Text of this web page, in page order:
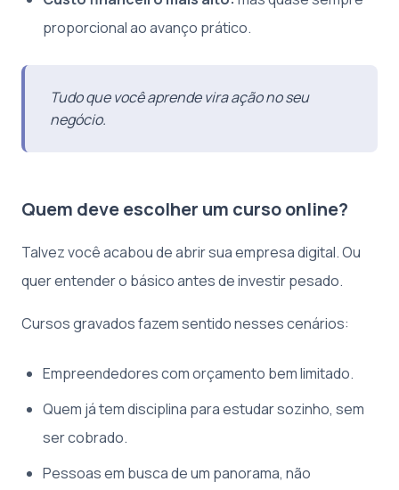
proporcional ao avanço prático.
Tudo que você aprende vira ação no seu
negócio.
Quem deve escolher um curso online?
Talvez você acabou de abrir sua empresa digital. Ou
quer entender o básico antes de investir pesado.
Cursos gravados fazem sentido nesses cenários:
Empreendedores com orçamento bem limitado.
Quem já tem disciplina para estudar sozinho, sem
ser cobrado.
Pessoas em busca de um panorama, não